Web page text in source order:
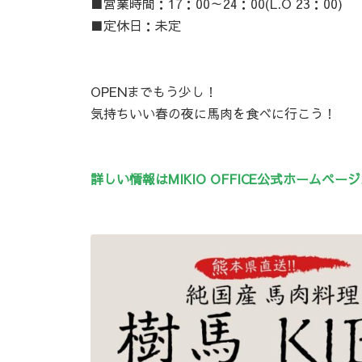
■定休日：未定
OPENまでもう少し！
気持ちいい春の夜に馬肉を食べに行こう！
詳しい情報はMIKIO OFFICE公式ホームペー